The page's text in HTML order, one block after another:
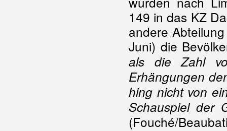
149 in das KZ
andere
Juni) die
als die Zahl
Erhängungen
hing nicht von
Schauspiel der
(Fouché/